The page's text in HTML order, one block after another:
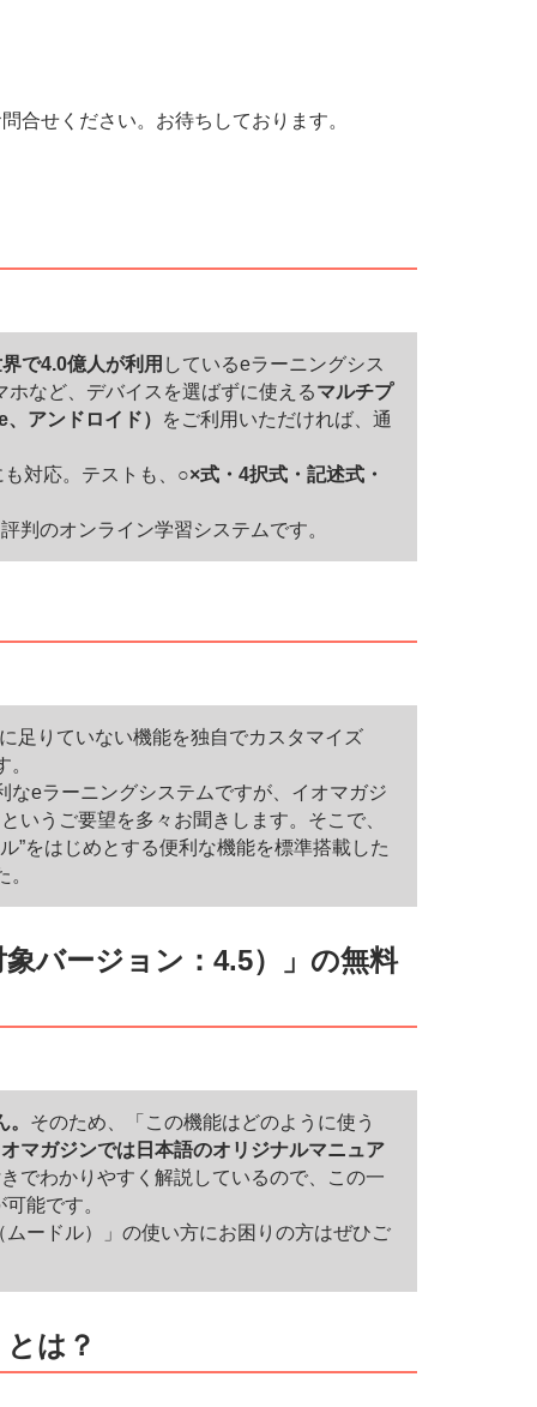
合せください。お待ちしております。
で4.0億人が利用 しているeラーニングシス
など、デバイスを選ばずに使えるマルチプ
アンドロイド）
をご利用いただければ、通
対応。テストも、 ○×式・4択式・記述式・
判のオンライン学習システムです。
足りていない機能を独自でカスタマイズ
eラーニングシステムですが、イオマガジ
うご要望を多々お聞きします。そこで、
”をはじめとする便利な機能を標準搭載した
バージョン：4.5）」の無料
そのため、「この機能はどのように使う
マガジンでは日本語のオリジナルマニュア
でわかりやすく解説しているので、この一
能です。
ードル）」の使い方にお困りの方はぜひご
は？